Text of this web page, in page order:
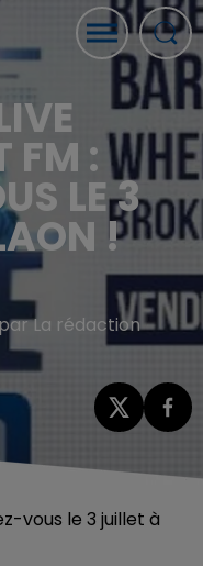
FM :
LE 3
!
par La rédaction